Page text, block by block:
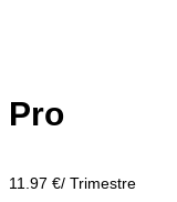
Pro
11.97 €/ Trimestre